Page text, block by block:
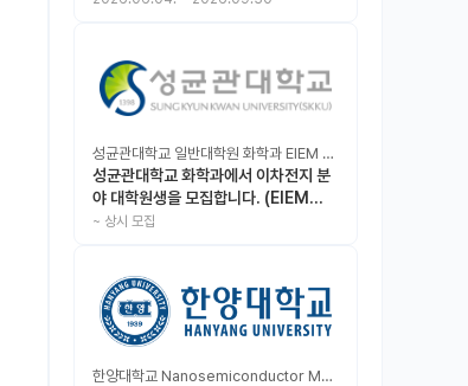
성균관대학교 일반대학원 화학과 EIEM Lab
성균관대학교 화학과에서 이차전지 분
야 대학원생을 모집합니다. (EIEM
Lab)
~ 상시 모집
한양대학교 Nanosemiconductor Materials & Display Laboratory